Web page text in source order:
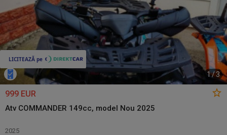
1/3
999 EUR
Atv COMMANDER 149cc, model Nou 2025
2025